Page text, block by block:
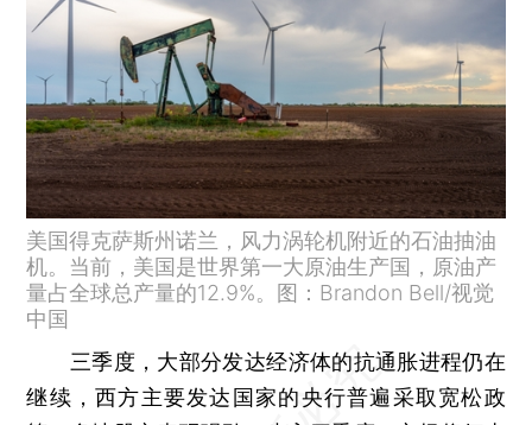
美国得克萨斯州诺兰，风力涡轮机附近的石油抽油
机。当前，美国是世界第一大原油生产国，原油产
量占全球总产量的12.9%。图：Brandon Bell/视觉
中国
三季度，大部分发达经济体的抗通胀进程仍在
继续，西方主要发达国家的央行普遍采取宽松政